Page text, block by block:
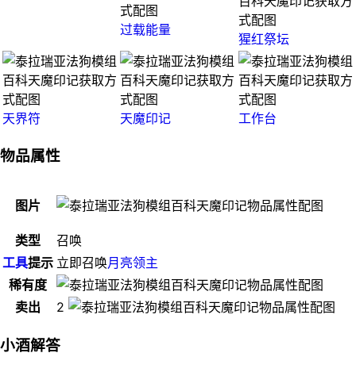
过载能量
猩红祭坛
天界符 天魔印记 工作台
物品属性
图片
类型
召唤
工具提示 立即召唤月亮领主
稀有度
卖出
2
小酒解答